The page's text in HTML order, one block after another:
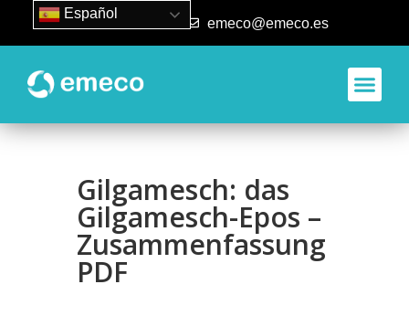
93 840 50 80 emeco@emeco.es
Gilgamesch: das
Gilgamesch-Epos –
Zusammenfassung
PDF
Español